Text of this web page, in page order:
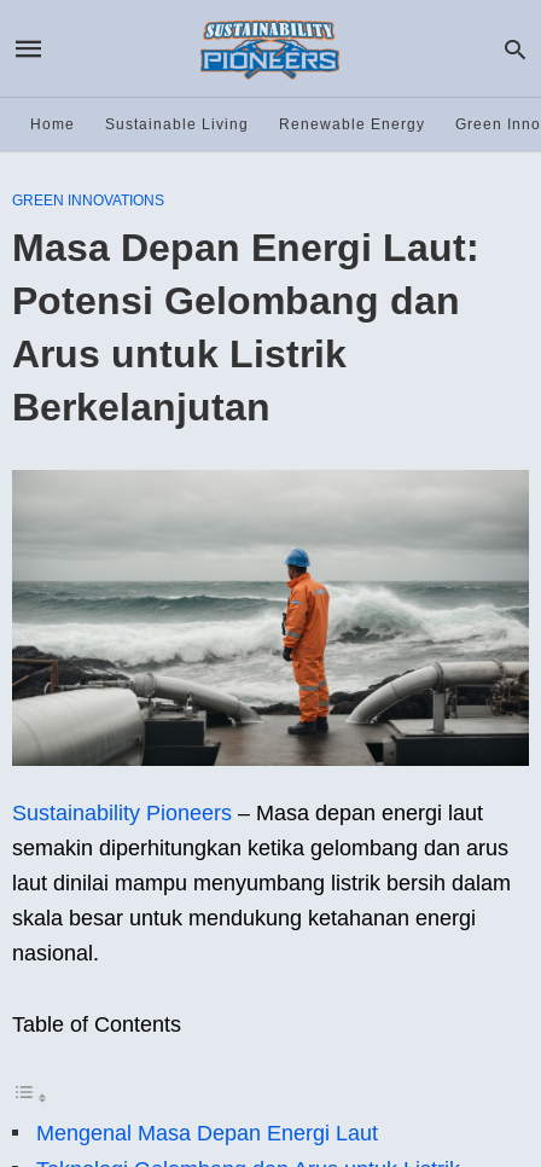
Home Sustainable Living Renewable Energy Green
GREEN INNOVATIONS
Masa Depan Energi Laut:
Potensi Gelombang dan
Arus untuk Listrik
Berkelanjutan
Sustainability Pioneers – Masa depan energi laut
semakin diperhitungkan ketika gelombang dan arus
laut dinilai mampu menyumbang listrik bersih dalam
skala besar untuk mendukung ketahanan energi
nasional.
Table of Contents
Mengenal Masa Depan Energi Laut